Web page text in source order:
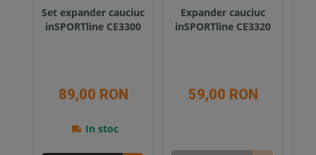
Set expander cauciuc
inSPORTline CE3300
89,00 RON
In stoc
Expander cauciuc
inSPORTline CE3320
59,00 RON